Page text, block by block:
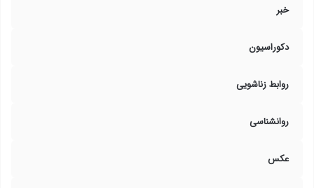
خبر
دکوراسیون
روابط زناشویی
روانشناسی
عکس